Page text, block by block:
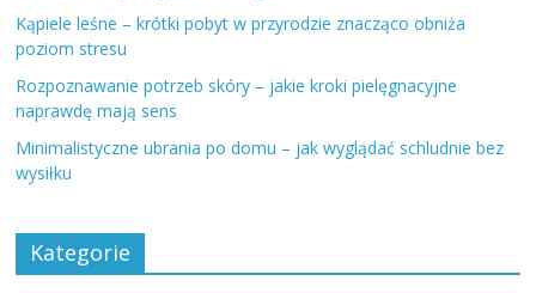
Kąpiele leśne – krótki pobyt w przyrodzie znacząco obniża
poziom stresu
Rozpoznawanie potrzeb skóry – jakie kroki pielęgnacyjne
naprawdę mają sens
Minimalistyczne ubrania po domu – jak wyglądać schludnie bez
wysiłku
Kategorie